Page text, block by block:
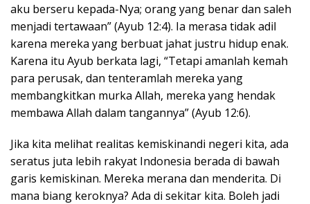
aku berseru kepada-Nya; orang yang benar dan saleh
menjadi tertawaan” (Ayub 12:4). Ia merasa tidak adil
karena mereka yang berbuat jahat justru hidup enak.
Karena itu Ayub berkata lagi, “Tetapi amanlah kemah
para perusak, dan tenteramlah mereka yang
membangkitkan murka Allah, mereka yang hendak
membawa Allah dalam tangannya” (Ayub 12:6).
Jika kita melihat realitas kemiskinandi negeri kita, ada
seratus juta lebih rakyat Indonesia berada di bawah
garis kemiskinan. Mereka merana dan menderita. Di
mana biang keroknya? Ada di sekitar kita. Boleh jadi